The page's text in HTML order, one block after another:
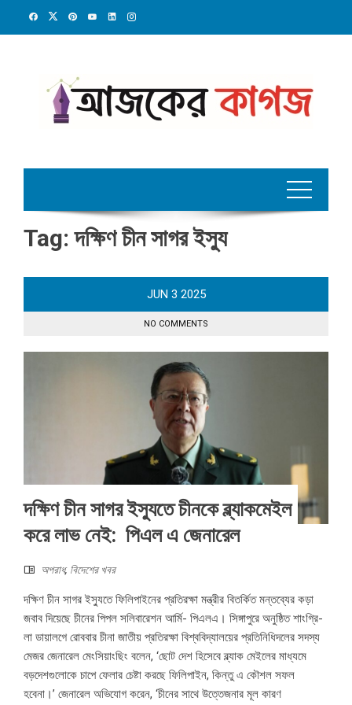
Tag:দক্ষিণ চীন সাগর ইস্যু
JUN 3 2025
NO COMMENTS
দক্ষিণ চীন সাগর ইস্যুতে চীনকে ব্ল্যাকমেইল
করে লাভ নেই: পিএল এ জেনারেল
অপরাধ, বিদেশের খবর
দক্ষিণ চীন সাগর ইস্যুতে ফিলিপাইনের প্রতিরক্ষা মন্ত্রীর বিতর্কিত মন্তব্যের কড়া
জবাব দিয়েছে চীনের পিপল সলিবারেশন আর্মি- পিএলএ। সিঙ্গাপুরে অনুষ্ঠিত শাংগ্রি-
লা ডায়ালগে রোববার চীনা জাতীয় প্রতিরক্ষা বিশ্ববিদ্যালয়ের প্রতিনিধিদলের সদস্য
মেজর জেনারেল মেংসিয়াংছিং বলেন, ‘ছোট দেশ হিসেবে ব্ল্যাক মেইলের মাধ্যমে
বড়দেশগুলোকে চাপে ফেলার চেষ্টা করছে ফিলিপাইন, কিন্তু এ কৌশল সফল
হবেনা।’ জেনারেল অভিযোগ করেন, ‘চীনের সাথে উত্তেজনার মূল কারণ